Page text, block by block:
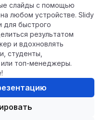
слайды с помощью
любом устройстве. Slidy
для быстрого
результатом
и вдохновлять
студенты,
или топ-менеджеры.